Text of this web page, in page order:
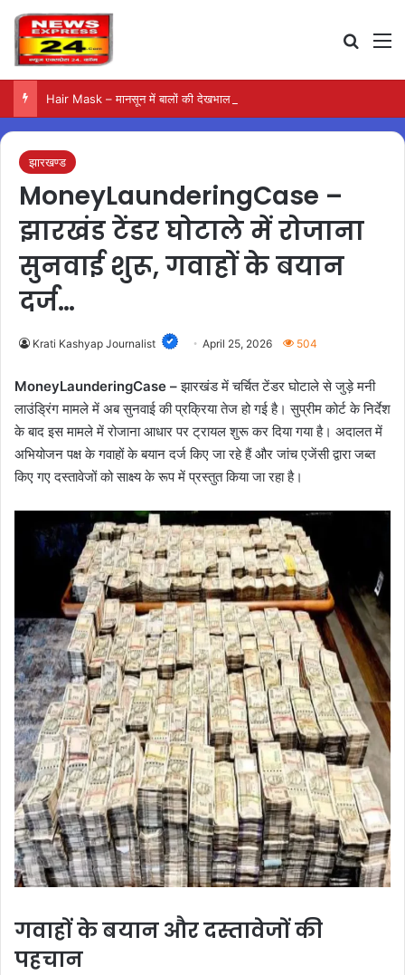
Hair Mask – मानसून में बालों की देखभाल के लिए आजमाएं अंडे का मास्क
झारखण्ड
MoneyLaunderingCase –
झारखंड टेंडर घोटाले में रोजाना
सुनवाई शुरू, गवाहों के बयान
दर्ज…
Krati Kashyap Journalist April 25, 2026 504
MoneyLaunderingCase –झारखंड में चर्चित टेंडर घोटाले से जुड़े मनी
लाउंड्रिंग मामले में अब सुनवाई की प्रक्रिया तेज हो गई है। सुप्रीम कोर्ट के निर्देश
के बाद इस मामले में रोजाना आधार पर ट्रायल शुरू कर दिया गया है। अदालत में
अभियोजन पक्ष के गवाहों के बयान दर्ज किए जा रहे हैं और जांच एजेंसी द्वारा जब्त
किए गए दस्तावेजों को साक्ष्य के रूप में प्रस्तुत किया जा रहा है।
गवाहों के बयान और दस्तावेजों की
पहचान